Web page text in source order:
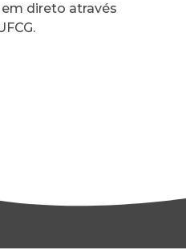
direto através
.